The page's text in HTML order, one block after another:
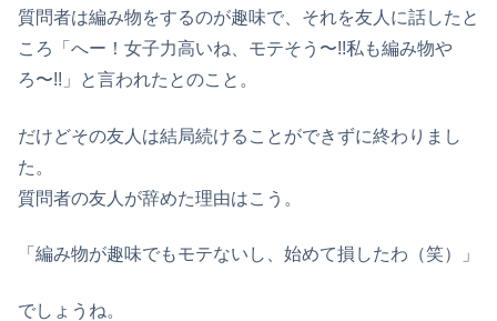
質問者は編み物をするのが趣味で、それを友人に話したと
ころ「へー！女子力高いね、モテそう〜!!私も編み物や
ろ〜!!」と言われたとのこと。
だけどその友人は結局続けることができずに終わりまし
た。
質問者の友人が辞めた理由はこう。
「編み物が趣味でもモテないし、始めて損したわ（笑）」
でしょうね。